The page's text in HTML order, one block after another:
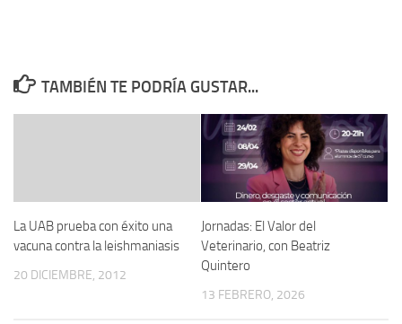
TAMBIÉN TE PODRÍA GUSTAR...
La UAB prueba con éxito una
vacuna contra la leishmaniasis
20 DICIEMBRE, 2012
Jornadas: El Valor del
Veterinario, con Beatriz
Quintero
13 FEBRERO, 2026